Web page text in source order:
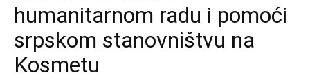
humanitarnom radu i pomoći
srpskom stanovništvu na
Kosmetu